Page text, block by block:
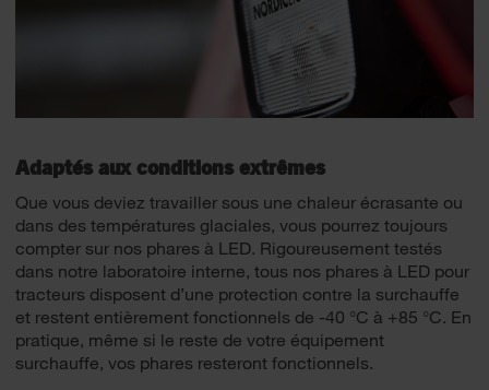
Adaptés aux conditions extrêmes
Que vous deviez travailler sous une chaleur écrasante ou
dans des températures glaciales, vous pourrez toujours
compter sur nos phares à LED. Rigoureusement testés
dans notre laboratoire interne, tous nos phares à LED pour
tracteurs disposent d’une protection contre la surchauffe
et restent entièrement fonctionnels de -40 °C à +85 °C. En
pratique, même si le reste de votre équipement
surchauffe, vos phares resteront fonctionnels.